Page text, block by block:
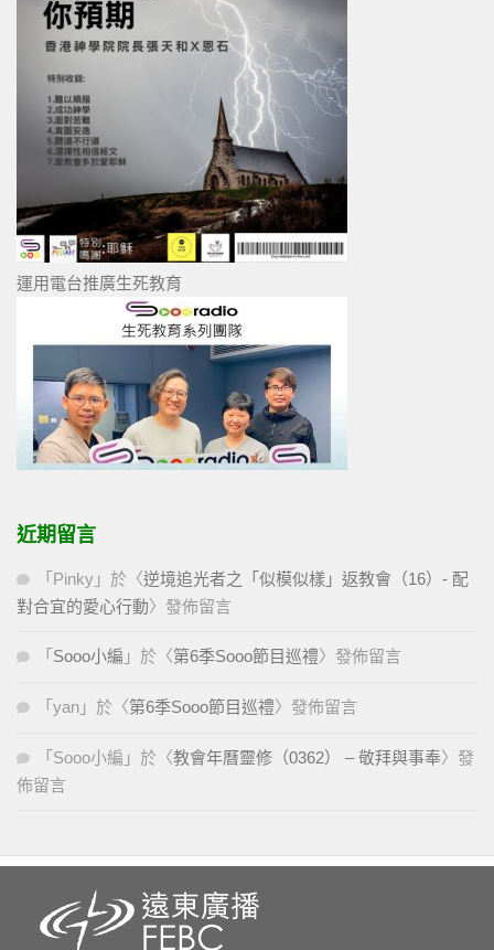
運用電台推廣生死教育
近期留言
「 Pinky 」於〈逆境追光者之「似模似樣」返教會（16）- 配
對合宜的愛心行動〉發佈留言
「 Sooo小編 」於〈第6季Sooo節目巡禮〉發佈留言
「 yan 」於〈第6季Sooo節目巡禮〉發佈留言
「 Sooo小編 」於〈教會年曆靈修（0362） – 敬拜與事奉〉發
佈留言